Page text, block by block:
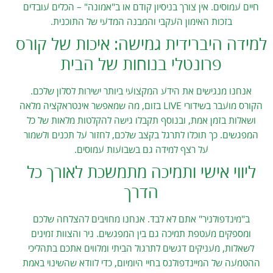
חיים עמוסים. אין צורך בניסיון קודם או ב"אמונה" – הכלים עובדים
בזכות האימון העקבי והמבנה המדעי של התוכנית.
למידה היברידית גמישה: איכות של קורס
פרונטלי בנוחות של הבית
אנחנו מנגישים את הידע המקצועי ביותר ישירות לסלון שלכם.
הקורס מועבר בשידורי LIVE בזום, מה שמאפשר אינטראקציה מלאה
ושאלות בזמן אמת, ובנוסף תקבלו גישה להקלטות מלאות של כל
המפגשים. כך תוכלו לתרגל בקצב שלכם, לחזור על תכנים ולשמור
על רצף למידה גם בשבועות עמוסים.
ליווי אישי ותמיכה מתמשכת לאורך כל
הדרך
ב"מינדפולניר" אתם לא לבד. אנחנו מחויבים להצלחה שלכם
ומספקים מעטפת תמיכה גם בין המפגשים. ניר והצוות זמינים
לשאלות, מעניקים דגשים לתרגול הביתי ומלווים אתכם בתהליכי
ההטמעה של המיינדפולנס בחיי היומיום, כדי לוודא שהשינוי באמת